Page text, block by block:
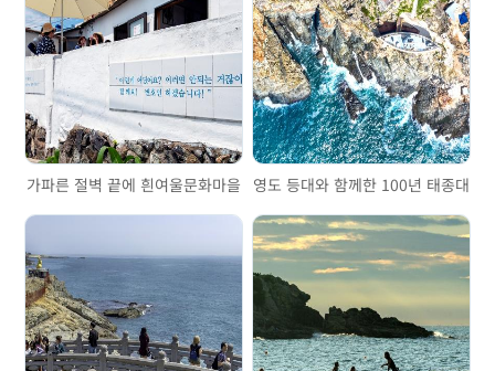
가파른 절벽 끝에 흰여울문화마을 영도 등대와 함께한 100년 태종대